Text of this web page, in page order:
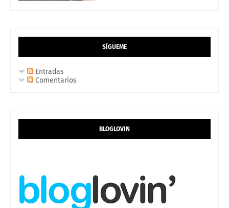
SÍGUEME
Entradas
Comentarios
BLOGLOVIN